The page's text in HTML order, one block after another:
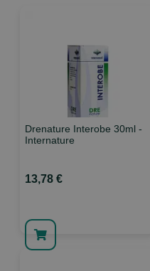
Drenature Interobe 30ml -
Internature
13,78 €